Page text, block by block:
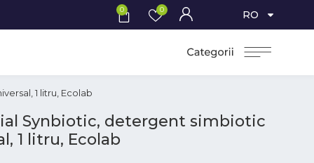
0 0 RO
1 litru, Ecolab
Synbiotic, detergent simbiotic
1 litru, Ecolab